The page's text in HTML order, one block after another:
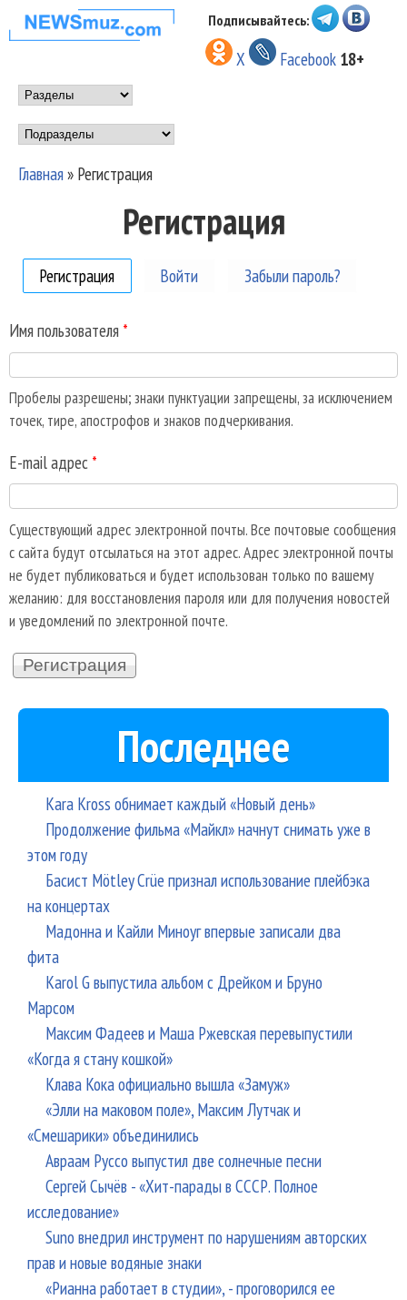
Перейти к основному
содержанию
НОВОСТИ
МУЗЫКИ И
ШОУ БИЗНЕСА
NEWSMUZ.COM
Подписывайтесь:
X Facebook 18+
Main menu
Подразделы
Главная» Регистрация
Регистрация
Регистрация (активная вкладка)
Войти Забыли пароль?
Имя пользователя *
Пробелы разрешены; знаки пунктуации запрещены, за исключением
точек, тире, апострофов и знаков подчеркивания.
E-mail адрес *
Существующий адрес электронной почты. Все почтовые сообщения
с сайта будут отсылаться на этот адрес. Адрес электронной почты
не будет публиковаться и будет использован только по вашему
желанию: для восстановления пароля или для получения новостей
и уведомлений по электронной почте.
Последнее
Kara Kross обнимает каждый «Новый день»
Продолжение фильма «Майкл» начнут снимать уже в
этом году
Басист Mötley Crüe признал использование плейбэка
на концертах
Мадонна и Кайли Миноуг впервые записали два
фита
Karol G выпустила альбом с Дрейком и Бруно
Марсом
Максим Фадеев и Маша Ржевская перевыпустили
«Когда я стану кошкой»
Клава Кока официально вышла «Замуж»
«Элли на маковом поле», Максим Лутчак и
«Смешарики» объединились
Авраам Руссо выпустил две солнечные песни
Сергей Сычёв - «Хит-парады в СССР. Полное
исследование»
Suno внедрил инструмент по нарушениям авторских
прав и новые водяные знаки
«Рианна работает в студии», - проговорился ее